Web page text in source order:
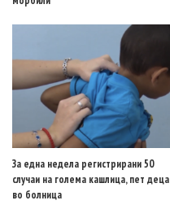
За една недела регистрирани 50
случаи на голема кашлица, пет деца
во болница